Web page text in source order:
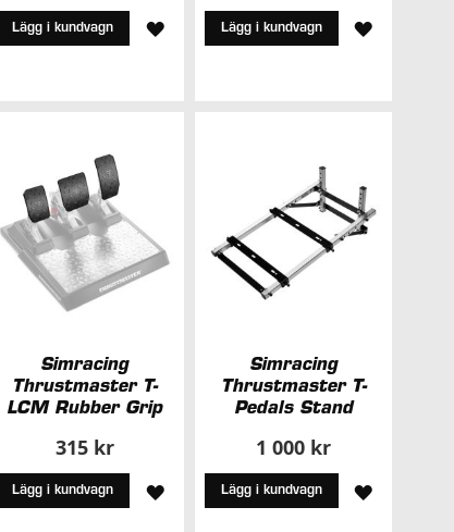
Lägg i kundvagn
LÄGG
Lägg i kundvagn
LÄGG
Simracing
Thrustmaster T-
LCM Rubber Grip
315 kr
Lägg i kundvagn
LÄGG
Simracing
Thrustmaster T-
Pedals Stand
1 000 kr
Lägg i kundvagn
LÄGG